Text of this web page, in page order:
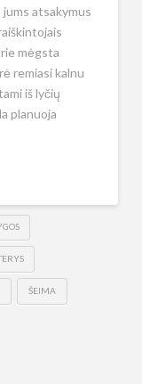
atsakymus
mėgsta
remiasi kalnu
iš lyčių
planuoja
ŠEIMA